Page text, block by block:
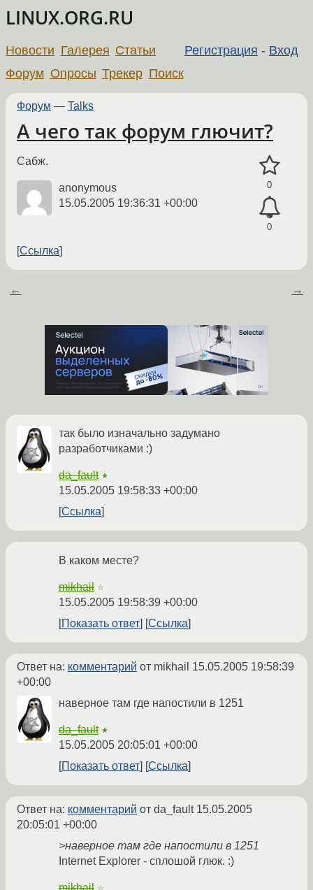
LINUX.ORG.RU
Регистрация - Вход
Новости Галерея Статьи
Форум Опросы Трекер Поиск
Форум — Talks
А чего так форум глючит?
0
0
Сабж.
anonymous
15.05.2005 19:36:31 +00:00
Ссылка
← →
так было изначально задумано
разработчиками :)
da_fault ★
15.05.2005 19:58:33 +00:00
Ссылка
В каком месте?
mikhail ☆
15.05.2005 19:58:39 +00:00
Показать ответ
Ссылка
Ответ на: комментарий от mikhail 15.05.2005 19:58:39
+00:00
наверное там где напостили в 1251
da_fault ★
15.05.2005 20:05:01 +00:00
Показать ответ
Ссылка
Ответ на: комментарий от da_fault 15.05.2005
20:05:01 +00:00
>наверное там где напостили в 1251
Internet Explorer - сплошой глюк. :)